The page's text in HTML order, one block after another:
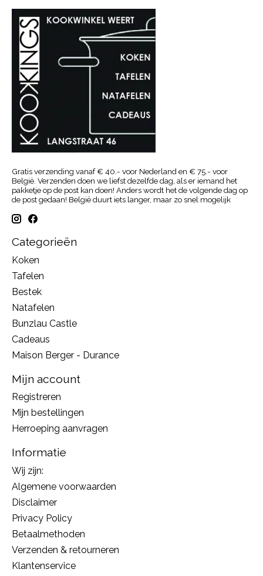
Gratis verzending vanaf € 40.- voor Nederland en € 75.- voor
België. Verzenden doen we liefst dezelfde dag, als er iemand het
pakketje op de post kan doen! Anders wordt het de volgende dag op
de post gedaan! België duurt iets langer, maar zo snel mogelijk
Categorieën
Koken
Tafelen
Bestek
Natafelen
Bunzlau Castle
Cadeaus
Maison Berger - Durance
Mijn account
Registreren
Mijn bestellingen
Herroeping aanvragen
Informatie
Wij zijn:
Algemene voorwaarden
Disclaimer
Privacy Policy
Betaalmethoden
Verzenden & retourneren
Klantenservice